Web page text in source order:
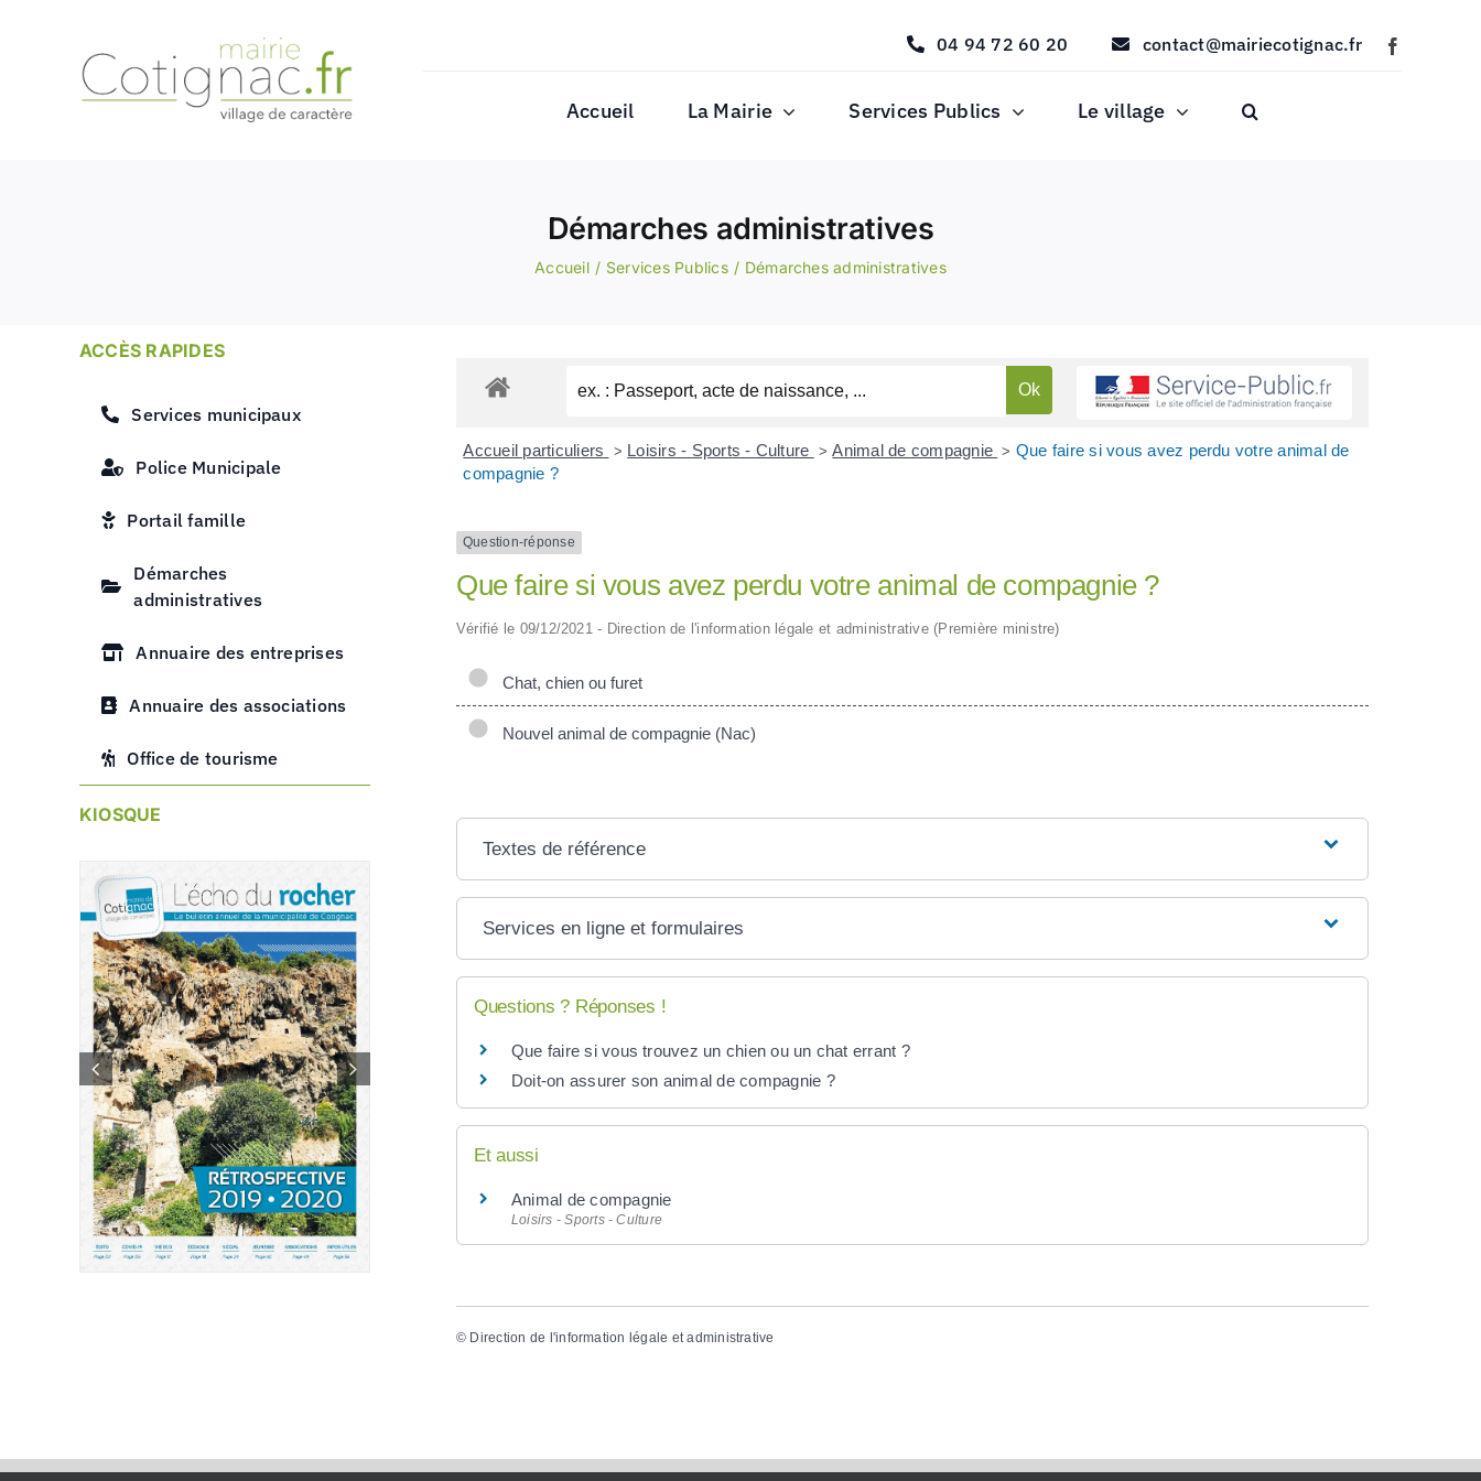
04 94 72 60 20 contact@mairiecotignac.fr
Accueil La Mairie Services Publics Le village
Démarches administratives
Accueil Services Publics Démarches administratives
ACCÈS RAPIDES
Services municipaux
Police Municipale
Portail famille
Démarches
administratives
Annuaire des entreprises
Annuaire des associations
Office de tourisme
KIOSQUE
Accueil particuliers > Loisirs - Sports - Culture > Animal de compagnie > Que faire si vous avez perdu votre animal de
compagnie ?
Question-réponse
Que faire si vous avez perdu votre animal de compagnie ?
Vérifié le 09/12/2021 - Direction de l'information légale et administrative (Première ministre)
Chat, chien ou furet
Nouvel animal de compagnie (Nac)
Textes de référence
Services en ligne et formulaires
Questions ? Réponses !
Que faire si vous trouvez un chien ou un chat errant ?
Doit-on assurer son animal de compagnie ?
Et aussi
Animal de compagnie
Loisirs - Sports - Culture
© Direction de l'information légale et administrative